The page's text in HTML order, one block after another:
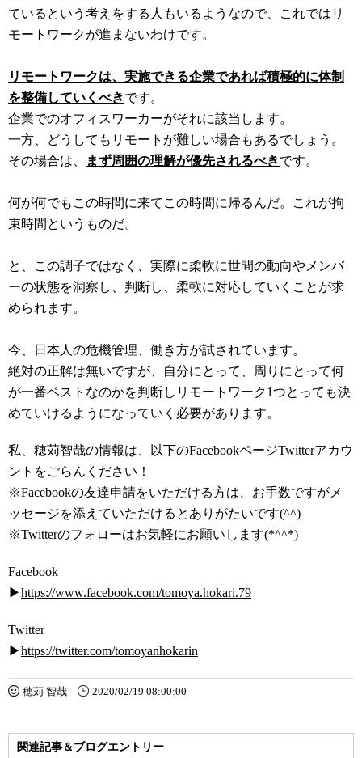
ているという考えをする人もいるようなので、これではリ
モートワークが進まないわけです。
リモートワークは、実施できる企業であれば積極的に体制
を整備していくべきです。
企業でのオフィスワーカーがそれに該当します。
一方、どうしてもリモートが難しい場合もあるでしょう。
その場合は、
まず周囲の理解が優先されるべきです。
何が何でもこの時間に来てこの時間に帰るんだ。これが拘
束時間というものだ。
と、この調子ではなく、実際に柔軟に世間の動向やメンバ
ーの状態を洞察し、判断し、柔軟に対応していくことが求
められます。
今、日本人の危機管理、働き方が試されています。
絶対の正解は無いですが、自分にとって、周りにとって何
が一番ベストなのかを判断しリモートワーク1つとっても決
めていけるようになっていく必要があります。
私、穂苅智哉の情報は、以下のFacebookページTwitterアカウ
ントをごらんください！
※Facebookの友達申請をいただける方は、お手数ですがメ
ッセージを添えていただけるとありがたいです(^^)
※Twitterのフォローはお気軽にお願いします(*^^*)
Facebook
▶https://www.facebook.com/tomoya.hokari.79
Twitter
▶https://twitter.com/tomoyanhokarin
穂苅 智哉 2020/02/19 08:00:00
関連記事＆ブログエントリー